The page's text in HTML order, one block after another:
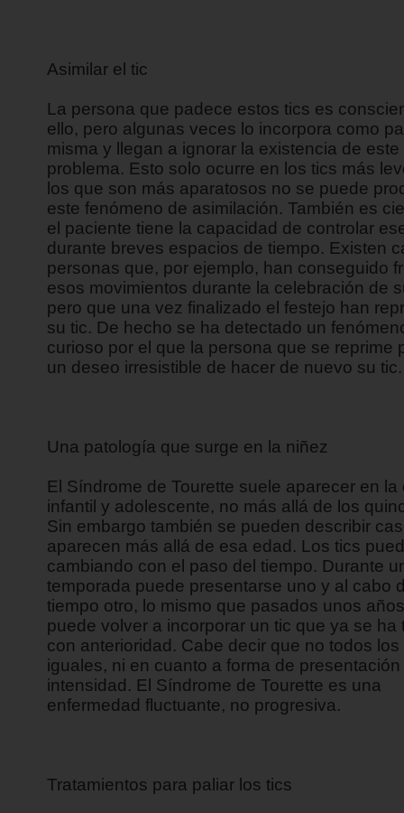
Asimilar el tic
La persona que padece estos tics es
ello, pero algunas veces lo incorpora como
misma y llegan a ignorar la existencia de este
problema. Esto solo ocurre en los tics más
los que son más aparatosos no se puede
este fenómeno de asimilación. También es
el paciente tiene la capacidad de controlar
durante breves espacios de tiempo. Existen
personas que, por ejemplo, han conseguido
esos movimientos durante la celebración de
pero que una vez finalizado el festejo han
su tic. De hecho se ha detectado un
curioso por el que la persona que se reprime
un deseo irresistible de hacer de nuevo su tic.
Una patología que surge en la niñez
El Síndrome de Tourette suele aparecer en la
infantil y adolescente, no más allá de los
Sin embargo también se pueden describir
aparecen más allá de esa edad. Los tics
cambiando con el paso del tiempo. Durante
temporada puede presentarse uno y al cabo
tiempo otro, lo mismo que pasados unos
puede volver a incorporar un tic que ya se ha
con anterioridad. Cabe decir que no todos
iguales, ni en cuanto a forma de presentación
intensidad. El Síndrome de Tourette es una
enfermedad fluctuante, no progresiva.
Tratamientos para paliar los tics